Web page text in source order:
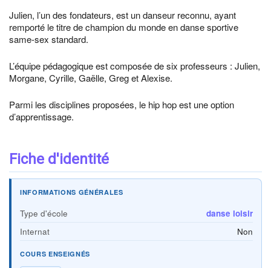
Julien, l’un des fondateurs, est un danseur reconnu, ayant
remporté le titre de champion du monde en danse sportive
same-sex standard.
L’équipe pédagogique est composée de six professeurs : Julien,
Morgane, Cyrille, Gaëlle, Greg et Alexise.
Parmi les disciplines proposées, le hip hop est une option
d’apprentissage.
Fiche d'identité
INFORMATIONS GÉNÉRALES
Type d'école
danse loisir
Internat
Non
COURS ENSEIGNÉS